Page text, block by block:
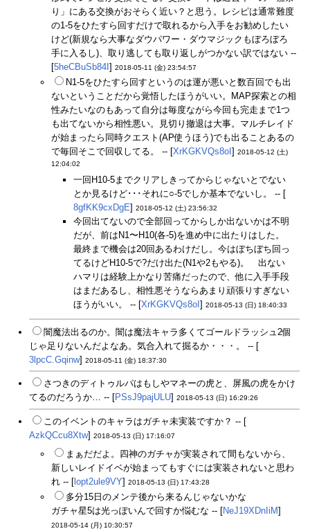
り」にある交換がおそらく近い？と思う。レシピは通常難度
の1-5をひたすら回すだけで取れるから入手をお勧めしたい
けど(新規なら大事なダウパワー・ダウマジックもぼろぼろ
手に入るし)、取り逃しても取り返しがつかない訳ではない --
[5heCBuSb84I ] 2018-05-11 (金) 23:54:57
N1-5をひたすら回すというのは運が悪いと数百回でも出
ないということだから覚悟したほうがいい。MAP探索との相
性みたいなのもあって自分は毎度ながら今回も完走まで1つ
も出てないから相性悪い。見切り撤退は大事。マルチレイド
が始まったら同時クエスト(AP使うほう)でも出ることあるの
で毎回そこで回収してる。 -- [XrKGKVQs8oI ] 2018-05-12 (土)
12:04:02
一回H10-5までクリアしきってからじゃないとでない
とか見るけど･･･それに○-5でしか基本でないし。 -- [
8gfKK9cxDgE] 2018-05-12 (土) 23:56:32
今回出てないので全部回ってからしか出ないかは不明
だが、前はN1〜H10(各-5)を進め中に出たりはした。
最終まで機会は20回あるわけだし。今はぼちぼち回っ
てるけどH10-5で?だけ出た(N1や2もやる)。 出ない
ハマリは経験上かなり苦痛だったので、他に入手手段
はまだあるし、相性悪そうならあまり頑張りすぎない
ほうがいい。 -- [XrKGKVQs8oI ] 2018-05-13 (日) 18:40:33
闇魔法出るのか。闇は魔法キャラ多くてゴールドラッシュ2個
じゃ足りないんだよなあ。気合入れて掘るか・・・。 -- [
3lpcC.Gqinw] 2018-05-11 (金) 18:37:30
さつきのディトゥルパはもしやマネーの虎と、屏風の虎をかけ
てるのだろうか… -- [PSsJ9pajULU] 2018-05-13 (日) 16:29:26
このイベントのキャラはガチャ未実装ですか？ -- [
AzkQCcu8Xtw] 2018-05-13 (日) 17:16:07
まぁだだよ。四神のガチャが実装されて間もないから、
新しいレイドイベが始まってもすぐには実装されないと思わ
れ -- [ lopt2ule9VY] 2018-05-13 (日) 17:43:28
多分15日のメンテ後から来るんじゃないかな
ガチャ星5は光っぽいんで回すか悩むな -- [NeJ19XDnIiM]
2018-05-14 (月) 10:30:57